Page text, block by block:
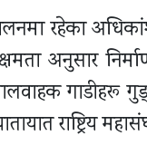
रहेका
अनुसार
गाडीहरू
राष्ट्रिय